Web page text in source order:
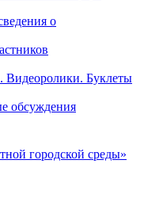
о
Видеоролики. Буклеты
обсуждения
городской среды»